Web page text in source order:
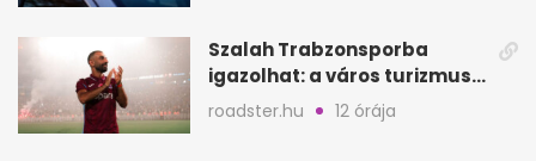
Szalah Trabzonsporba
igazolhat: a város turizmusa
is rákapcsolhat
roadster.hu 12 órája